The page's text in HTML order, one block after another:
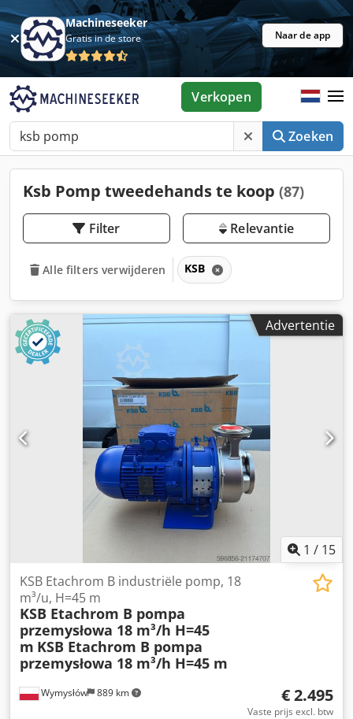
Machineseeker
Gratis in de store Naar de app
Zoeken
Verkopen
Ksb Pomp tweedehands te koop (87)
Filter Relevantie
Alle filters verwijderen KSB
Advertentie
1 / 15
Wymysłów 889 km
KSB Etachrom B industriële pomp, 18
m³/u, H=45 m
KSB Etachrom B pompa
przemysłowa 18 m³/h H=45
m KSB Etachrom B pompa
przemysłowa 18 m³/h H=45 m
€ 2.495
Vaste prijs excl. btw